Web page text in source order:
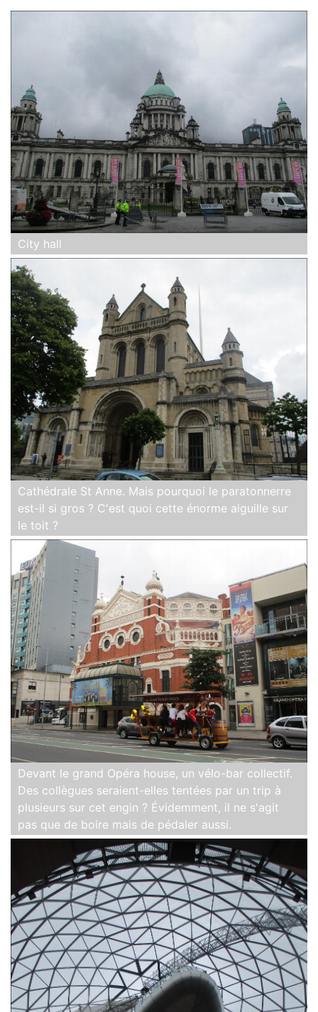
City hall
Cathédrale St Anne. Mais pourquoi le paratonnerre
est-il si gros ? C'est quoi cette énorme aiguille sur
le toit ?
Devant le grand Opéra house, un vélo-bar collectif.
Des collègues seraient-elles tentées par un trip à
plusieurs sur cet engin ? Évidemment, il ne s'agit
pas que de boire mais de pédaler aussi.